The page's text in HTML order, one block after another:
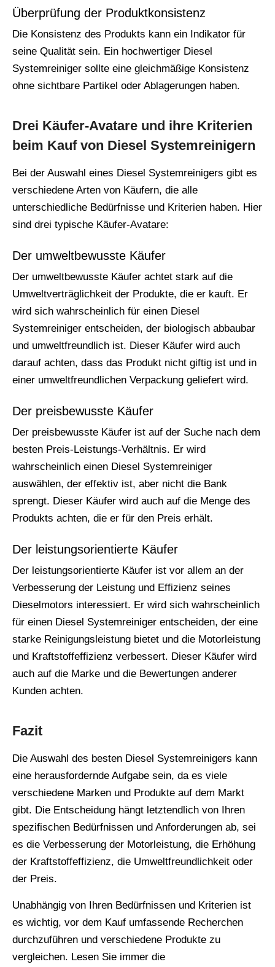
Überprüfung der Produktkonsistenz
Die Konsistenz des Produkts kann ein Indikator für
seine Qualität sein. Ein hochwertiger Diesel
Systemreiniger sollte eine gleichmäßige Konsistenz
ohne sichtbare Partikel oder Ablagerungen haben.
Drei Käufer-Avatare und ihre Kriterien
beim Kauf von Diesel Systemreinigern
Bei der Auswahl eines Diesel Systemreinigers gibt es
verschiedene Arten von Käufern, die alle
unterschiedliche Bedürfnisse und Kriterien haben. Hier
sind drei typische Käufer-Avatare:
Der umweltbewusste Käufer
Der umweltbewusste Käufer achtet stark auf die
Umweltverträglichkeit der Produkte, die er kauft. Er
wird sich wahrscheinlich für einen Diesel
Systemreiniger entscheiden, der biologisch abbaubar
und umweltfreundlich ist. Dieser Käufer wird auch
darauf achten, dass das Produkt nicht giftig ist und in
einer umweltfreundlichen Verpackung geliefert wird.
Der preisbewusste Käufer
Der preisbewusste Käufer ist auf der Suche nach dem
besten Preis-Leistungs-Verhältnis. Er wird
wahrscheinlich einen Diesel Systemreiniger
auswählen, der effektiv ist, aber nicht die Bank
sprengt. Dieser Käufer wird auch auf die Menge des
Produkts achten, die er für den Preis erhält.
Der leistungsorientierte Käufer
Der leistungsorientierte Käufer ist vor allem an der
Verbesserung der Leistung und Effizienz seines
Dieselmotors interessiert. Er wird sich wahrscheinlich
für einen Diesel Systemreiniger entscheiden, der eine
starke Reinigungsleistung bietet und die Motorleistung
und Kraftstoffeffizienz verbessert. Dieser Käufer wird
auch auf die Marke und die Bewertungen anderer
Kunden achten.
Fazit
Die Auswahl des besten Diesel Systemreinigers kann
eine herausfordernde Aufgabe sein, da es viele
verschiedene Marken und Produkte auf dem Markt
gibt. Die Entscheidung hängt letztendlich von Ihren
spezifischen Bedürfnissen und Anforderungen ab, sei
es die Verbesserung der Motorleistung, die Erhöhung
der Kraftstoffeffizienz, die Umweltfreundlichkeit oder
der Preis.
Unabhängig von Ihren Bedürfnissen und Kriterien ist
es wichtig, vor dem Kauf umfassende Recherchen
durchzuführen und verschiedene Produkte zu
vergleichen. Lesen Sie immer die